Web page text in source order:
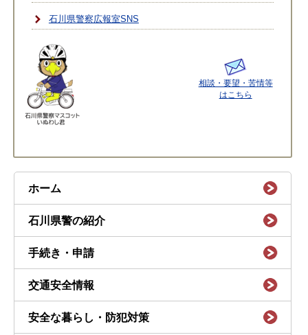
石川県警察広報室SNS
相談・要望・苦情等
はこちら
ホーム
石川県警の紹介
手続き・申請
交通安全情報
安全な暮らし・防犯対策